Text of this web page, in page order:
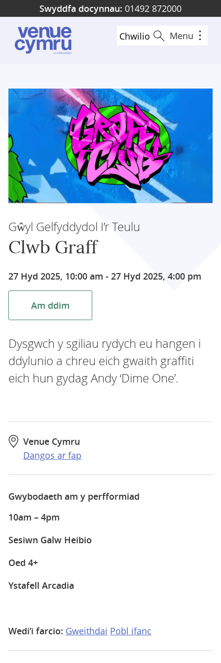
to
main
content
Swyddfa docynnau: 01492 872000
Chwilio Menu
Gŵyl Gelfyddydol I’r Teulu
Clwb Graff
27 Hyd 2025, 10:00 am - 27 Hyd 2025, 4:00 pm
Am ddim
Dysgwch y sgiliau rydych eu hangen i
ddylunio a chreu eich gwaith graffiti
eich hun gydag Andy ‘Dime One’.
Venue Cymru
Dangos ar fap
Gwybodaeth am y perfformiad
10am – 4pm
Sesiwn Galw Heibio
Oed 4+
Ystafell Arcadia
Wedi’i farcio: Gweithdai Pobl ifanc